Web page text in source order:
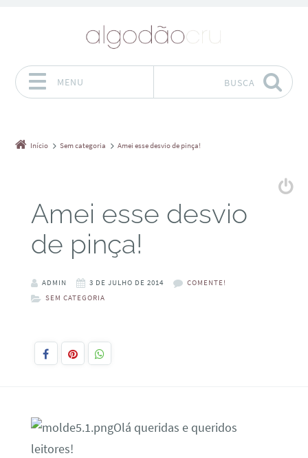
MENU BUSCA
Início Sem categoria Amei esse desvio de pinça!
Amei esse desvio
de pinça!
ADMIN 3 DE JULHO DE 2014
COMENTE!
SEM CATEGORIA
Olá queridas e queridos
leitores!